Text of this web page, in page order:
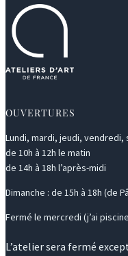
OUVERTURES
Lundi, mardi, jeudi, vendredi,
de 10h à 12h le matin
de 14h à 18h l’après-midi
Dimanche : de 15h à 18h (de
Fermé le mercredi (j’ai
L’atelier sera fermé